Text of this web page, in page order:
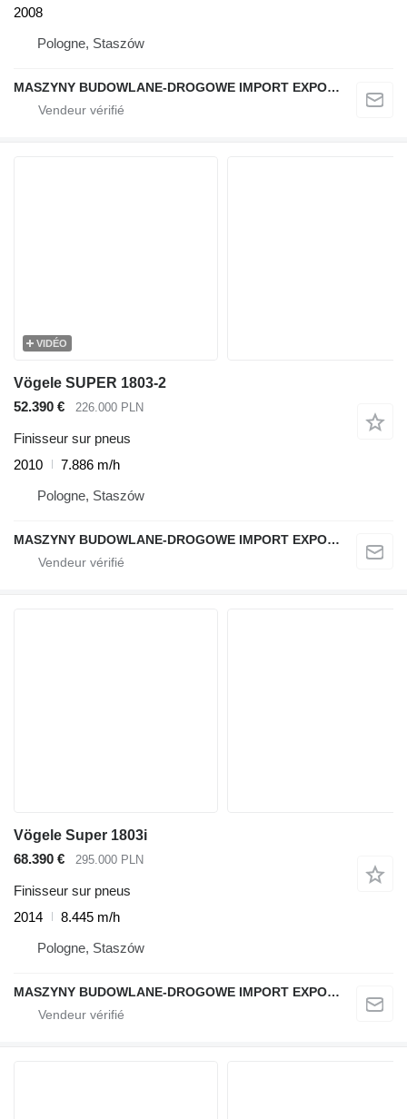
2008
Pologne, Staszów
MASZYNY BUDOWLANE-DROGOWE IMPORT EXPORT
VIDÉO
Vögele SUPER 1803-2
52.390 €
226.000 PLN
Finisseur sur pneus
2010
7.886 m/h
Pologne, Staszów
MASZYNY BUDOWLANE-DROGOWE IMPORT EXPORT
Vögele Super 1803i
68.390 €
295.000 PLN
Finisseur sur pneus
2014
8.445 m/h
Pologne, Staszów
MASZYNY BUDOWLANE-DROGOWE IMPORT EXPORT